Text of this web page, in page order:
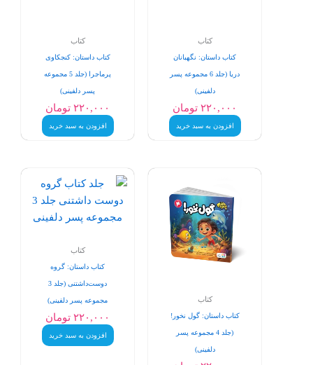
کتاب
کتاب داستان: نگهبانان
دریا (جلد 6 مجموعه پسر
دلفینی)
۲۲۰,۰۰۰ تومان
افزودن به سبد خرید
کتاب
کتاب داستان: کنجکاوی
پرماجرا (جلد 5 مجموعه
پسر دلفینی)
۲۲۰,۰۰۰ تومان
افزودن به سبد خرید
کتاب
کتاب داستان: گول نخور!
(جلد 4 مجموعه پسر
دلفینی)
کتاب
کتاب داستان: گروه
دوست‌داشتنی (جلد 3
مجموعه پسر دلفینی)
۲۲۰,۰۰۰ تومان
افزودن به سبد خرید